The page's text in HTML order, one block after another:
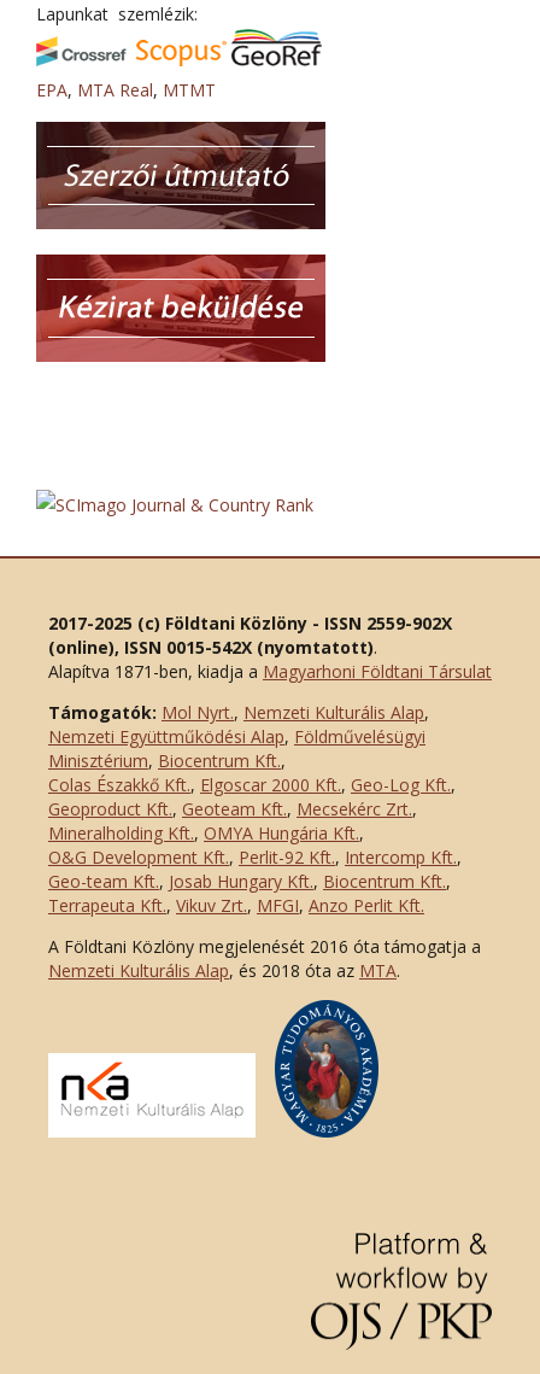
Lapunkat szemlézik:
EPA, MTA Real, MTMT
2017-2025 (c) Földtani Közlöny - ISSN 2559-902X
(online), ISSN 0015-542X (nyomtatott).
Alapítva 1871-ben, kiadja a Magyarhoni Földtani Társulat
Támogatók: Mol Nyrt., Nemzeti Kulturális Alap,
Nemzeti Együttműködési Alap, Földművelésügyi
Minisztérium, Biocentrum Kft.,
Colas Északkő Kft., Elgoscar 2000 Kft., Geo-Log Kft.,
Geoproduct Kft., Geoteam Kft., Mecsekérc Zrt.,
Mineralholding Kft., OMYA Hungária Kft.,
O&G Development Kft., Perlit-92 Kft., Intercomp Kft.,
Geo-team Kft., Josab Hungary Kft., Biocentrum Kft.,
Terrapeuta Kft., Vikuv Zrt., MFGI, Anzo Perlit Kft.
A Földtani Közlöny megjelenését 2016 óta támogatja a
Nemzeti Kulturális Alap, és 2018 óta az MTA.